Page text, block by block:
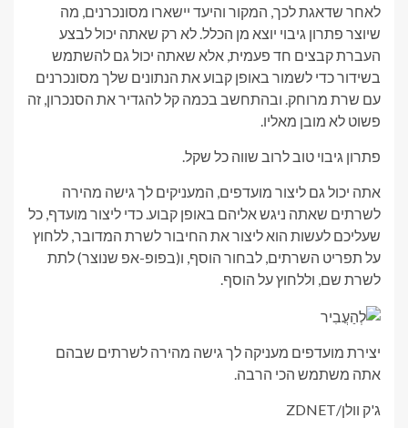
לאחר שדאגת לכך, המקור והיעד יישארו מסונכרנים, מה
שיוצר פתרון גיבוי יוצא מן הכלל. לא רק שאתה יכול לבצע
העברת קבצים חד פעמית, אלא שאתה יכול גם להשתמש
בשידור כדי לשמור באופן קבוע את הנתונים שלך מסונכרנים
עם שרת מרוחק. ובהתחשב בכמה קל להגדיר את הסנכרון, זה
פשוט לא מובן מאליו.
פתרון גיבוי טוב לרוב שווה כל שקל.
אתה יכול גם ליצור מועדפים, המעניקים לך גישה מהירה
לשרתים שאתה ניגש אליהם באופן קבוע. כדי ליצור מועדף, כל
שעליכם לעשות הוא ליצור את החיבור לשרת המדובר, ללחוץ
על תפריט השרתים, לבחור הוסף, ו(בפופ-אפ שנוצר) לתת
לשרת שם, וללחוץ על הוסף.
יצירת מועדפים מעניקה לך גישה מהירה לשרתים שבהם
אתה משתמש הכי הרבה.
ג'ק וולן/ZDNET